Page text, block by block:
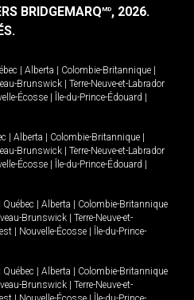
BRIDGEMARQMD, 2026.
Alberta Colombie-Britannique
Brunswick
Terre-Neuve-et-Labrador
Écosse Île-du-Prince-Édouard
Alberta Colombie-Britannique
Brunswick
Terre-Neuve-et-Labrador
Écosse Île-du-Prince-Édouard
Québec Alberta
Colombie-Britannique
Brunswick
Terre-Neuve-et-
Nouvelle-Écosse
Île-du-Prince-
Québec Alberta
Colombie-Britannique
Brunswick
Terre-Neuve-et-